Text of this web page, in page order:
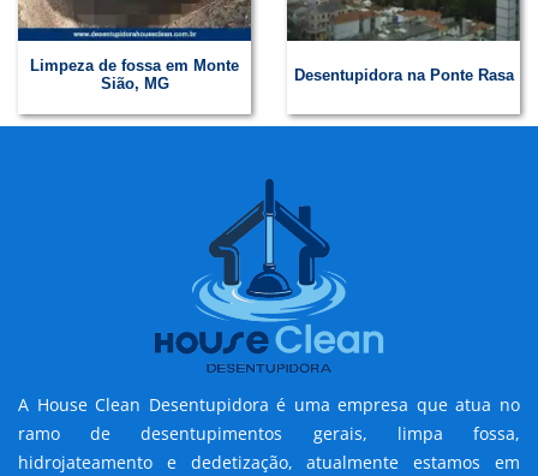
Limpeza de fossa em Monte
Sião, MG
Desentupidora na Ponte Rasa
A House Clean Desentupidora é uma empresa que atua no
ramo de desentupimentos gerais, limpa fossa,
hidrojateamento e dedetização, atualmente estamos em